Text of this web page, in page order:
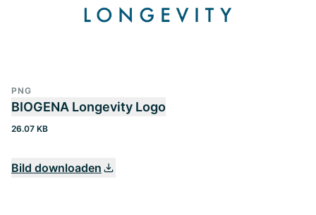
PNG
BIOGENA Longevity Logo
26.07 KB
Bild downloaden